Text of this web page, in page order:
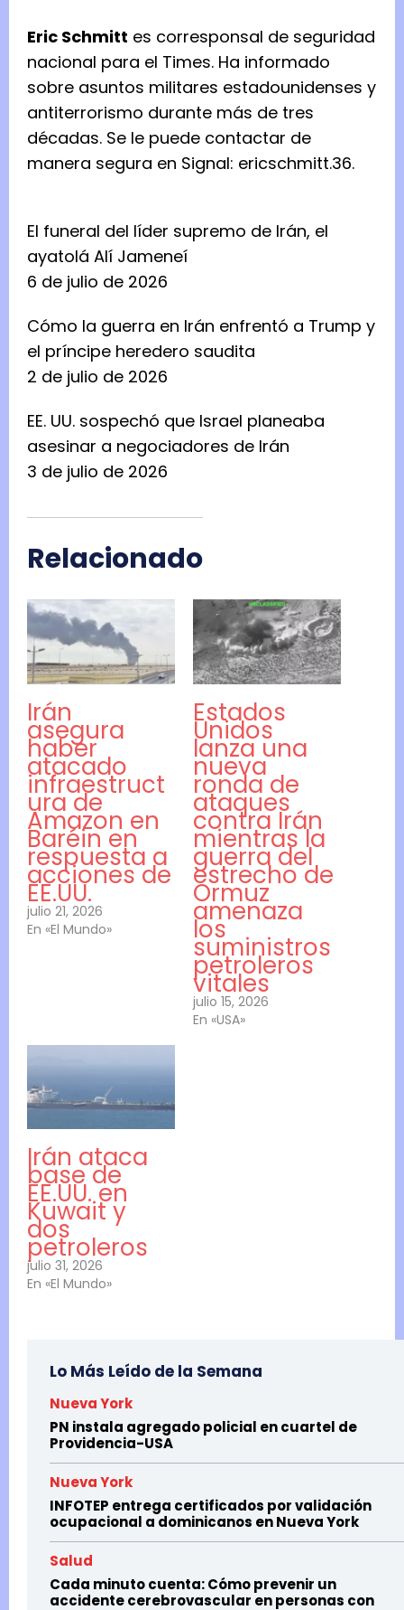
Eric Schmitt es corresponsal de seguridad
nacional para el Times. Ha informado
sobre asuntos militares estadounidenses y
antiterrorismo durante más de tres
décadas. Se le puede contactar de
manera segura en Signal: ericschmitt.36.
El funeral del líder supremo de Irán, el
ayatolá Alí Jameneí
6 de julio de 2026
Cómo la guerra en Irán enfrentó a Trump y
el príncipe heredero saudita
2 de julio de 2026
EE. UU. sospechó que Israel planeaba
asesinar a negociadores de Irán
3 de julio de 2026
Relacionado
Irán
asegura
haber
atacado
infraestruct
ura de
Amazon en
Baréin en
respuesta a
acciones de
EE.UU.
julio 21, 2026
En «El Mundo»
Estados
Unidos
lanza una
nueva
ronda de
ataques
contra Irán
mientras la
guerra del
estrecho de
Ormuz
amenaza
los
suministros
petroleros
vitales
julio 15, 2026
En «USA»
Irán ataca
base de
EE.UU. en
Kuwait y
dos
petroleros
julio 31, 2026
En «El Mundo»
Lo Más Leído de la Semana
Nueva York
PN instala agregado policial en cuartel de
Providencia-USA
Nueva York
INFOTEP entrega certificados por validación
ocupacional a dominicanos en Nueva York
Salud
Cada minuto cuenta: Cómo prevenir un
accidente cerebrovascular en personas con